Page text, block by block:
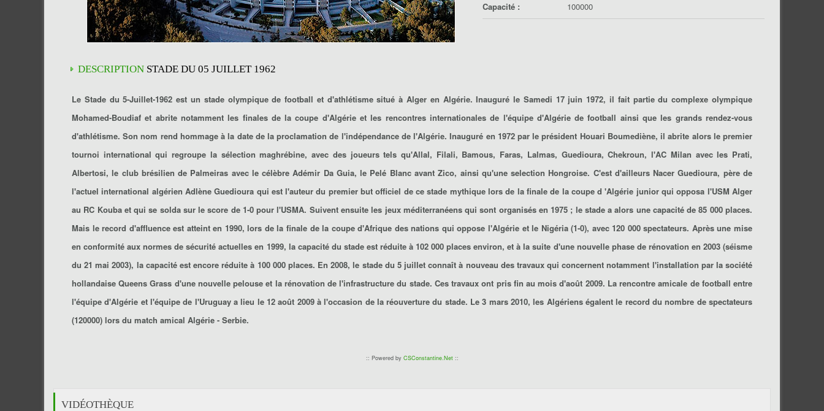
Capacité : 100000
DESCRIPTION STADE DU 05 JUILLET 1962
Le Stade du 5-Juillet-1962 est un stade olympique de football et d'athlétisme situé à Alger en Algérie. Inauguré le Samedi 17 juin 1972, il fait partie du complexe olympique
Mohamed-Boudiaf et abrite notamment les finales de la coupe d'Algérie et les rencontres internationales de l'équipe d'Algérie de football ainsi que les grands rendez-vous
d'athlétisme. Son nom rend hommage à la date de la proclamation de l'indépendance de l'Algérie. Inauguré en 1972 par le président Houari Boumediène, il abrite alors le premier
tournoi international qui regroupe la sélection maghrébine, avec des joueurs tels qu'Allal, Filali, Bamous, Faras, Lalmas, Guedioura, Chekroun, l'AC Milan avec les Prati,
Albertosi, le club brésilien de Palmeiras avec le célèbre Adémir Da Guia, le Pelé Blanc avant Zico, ainsi qu'une selection Hongroise. C'est d'ailleurs Nacer Guedioura, père de
l'actuel international algérien Adlène Guedioura qui est l'auteur du premier but officiel de ce stade mythique lors de la finale de la coupe d 'Algérie junior qui opposa l'USM Alger
au RC Kouba et qui se solda sur le score de 1-0 pour l'USMA. Suivent ensuite les jeux méditerranéens qui sont organisés en 1975 ; le stade a alors une capacité de 85 000 places.
Mais le record d'affluence est atteint en 1990, lors de la finale de la coupe d'Afrique des nations qui oppose l'Algérie et le Nigéria (1-0), avec 120 000 spectateurs. Après une mise
en conformité aux normes de sécurité actuelles en 1999, la capacité du stade est réduite à 102 000 places environ, et à la suite d'une nouvelle phase de rénovation en 2003 (séisme
du 21 mai 2003), la capacité est encore réduite à 100 000 places. En 2008, le stade du 5 juillet connaît à nouveau des travaux qui concernent notamment l'installation par la société
hollandaise Queens Grass d'une nouvelle pelouse et la rénovation de l'infrastructure du stade. Ces travaux ont pris fin au mois d'août 2009. La rencontre amicale de football entre
l'équipe d'Algérie et l'équipe de l'Uruguay a lieu le 12 août 2009 à l'occasion de la réouverture du stade. Le 3 mars 2010, les Algériens égalent le record du nombre de spectateurs
(120000) lors du match amical Algérie - Serbie.
:: Powered by CSConstantine.Net::
VIDÉOTHÈQUE